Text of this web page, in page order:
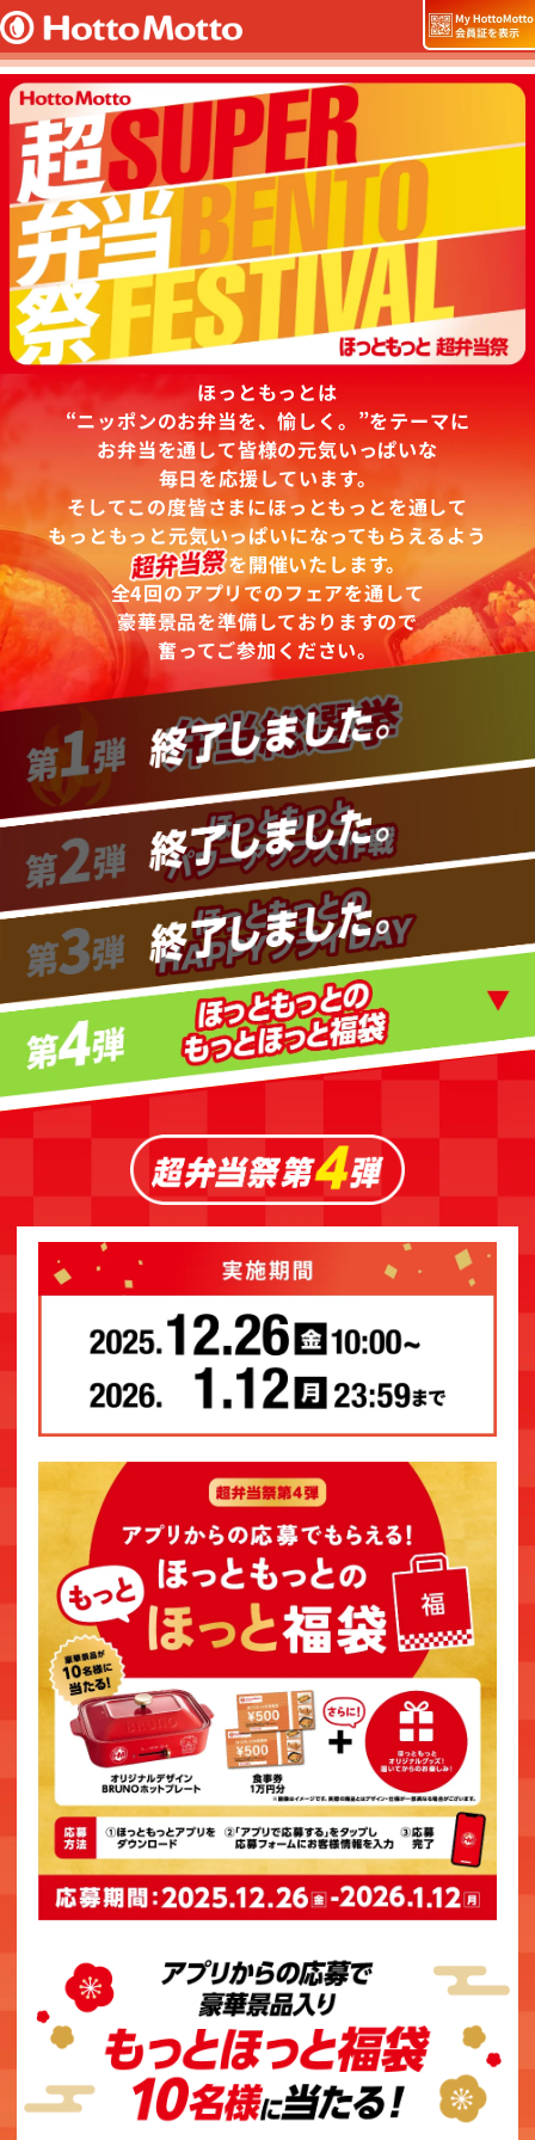
ほっともっとは
“ニッポンのお弁当を、愉しく。”をテーマに
お弁当を通して皆様の元気いっぱいな
毎日を応援しています。
そしてこの度皆さまにほっともっとを通して
もっともっと元気いっぱいになってもらえるよう
を開催いたします。
全4回のアプリでのフェアを通して
豪華景品を準備しておりますので
奮ってご参加ください。